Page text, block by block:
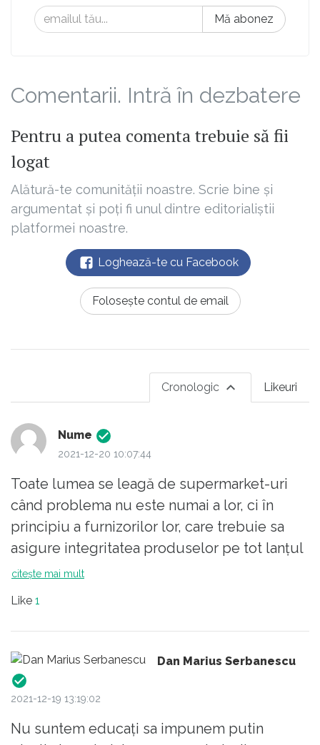
Mă abonez
Comentarii. Intră în dezbatere
Pentru a putea comenta trebuie să fii
logat
Alătură-te comunității noastre. Scrie bine și
argumentat și poți fi unul dintre editorialiștii
platformei noastre.
Loghează-te cu Facebook
Folosește contul de email
Likeuri
Cronologic
Nume
2021-12-20 10:07:44
Toate lumea se leagă de supermarket-uri
când problema nu este numai a lor, ci în
principiu a furnizorilor lor, care trebuie sa
asigure integritatea produselor pe tot lanțul
de furnizare. În plus calitatea ambalajului
ambalata când este livrata de producătorii
de pâine, iar în cazul supermarket-urilor care
au brutărie ambalajul este minim sau chiar
deloc. O pâine ambalata este valabila câteva
zile pe când cea produsă în supermarket-uri
este de o zi. Sunt consumatori mai atenți și
citește mai mult
Like 1
Dan Marius Serbanescu
2021-12-19 13:19:02
Nu suntem educați sa impunem putin